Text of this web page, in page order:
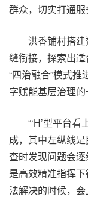
群众，切实打通服
洪香铺村搭
缝衔接，探索出
“四治融合”模式推
字赋能基层治理的
“‘H’型平台
成，其中左纵线
查时发现问题会
是高效精准指挥
法解决的时候，